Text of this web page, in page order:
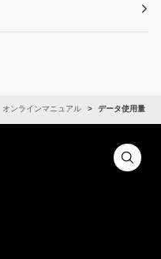
ンラインマニュアル データ使用量